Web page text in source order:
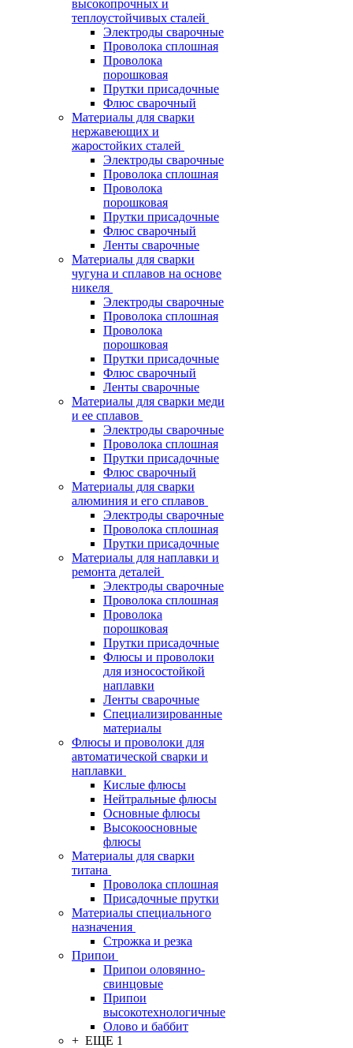
высокопрочных и
теплоустойчивых сталей
Электроды сварочные
Проволока сплошная
Проволока
порошковая
Прутки присадочные
Флюс сварочный
Материалы для сварки
нержавеющих и
жаростойких сталей
Электроды сварочные
Проволока сплошная
Проволока
порошковая
Прутки присадочные
Флюс сварочный
Ленты сварочные
Материалы для сварки
чугуна и сплавов на основе
никеля
Электроды сварочные
Проволока сплошная
Проволока
порошковая
Прутки присадочные
Флюс сварочный
Ленты сварочные
Материалы для сварки меди
и ее сплавов
Электроды сварочные
Проволока сплошная
Прутки присадочные
Флюс сварочный
Материалы для сварки
алюминия и его сплавов
Электроды сварочные
Проволока сплошная
Прутки присадочные
Материалы для наплавки и
ремонта деталей
Электроды сварочные
Проволока сплошная
Проволока
порошковая
Прутки присадочные
Флюсы и проволоки
для износостойкой
наплавки
Ленты сварочные
Специализированные
материалы
Флюсы и проволоки для
автоматической сварки и
наплавки
Кислые флюсы
Нейтральные флюсы
Основные флюсы
Высокоосновные
флюсы
Материалы для сварки
титана
Проволока сплошная
Присадочные прутки
Материалы специального
назначения
Строжка и резка
Припои
Припои оловянно-
свинцовые
Припои
высокотехнологичные
Олово и баббит
+ ЕЩЕ 1